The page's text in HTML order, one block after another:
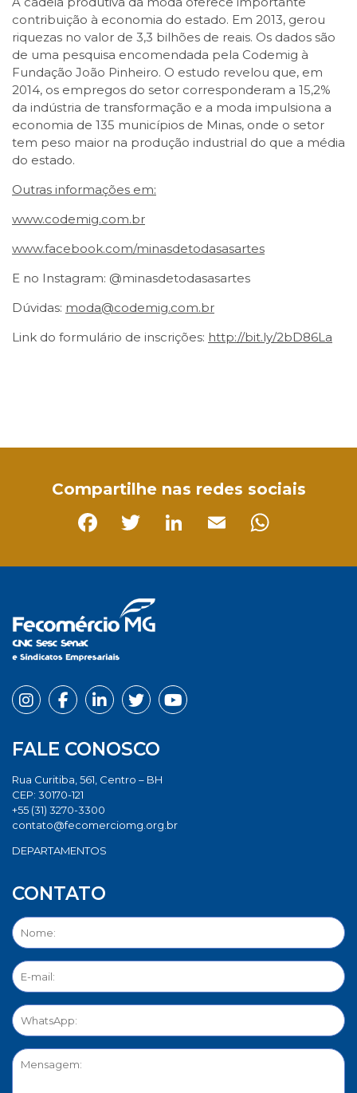
contribuição à economia do estado. Em 2013, gerou
riquezas no valor de 3,3 bilhões de reais. Os dados são
de uma pesquisa encomendada pela Codemig à
Fundação João Pinheiro. O estudo revelou que, em
2014, os empregos do setor corresponderam a 15,2%
da indústria de transformação e a moda impulsiona a
economia de 135 municípios de Minas, onde o setor
tem peso maior na produção industrial do que a média
do estado.
Outras informações em:
www.codemig.com.br
www.facebook.com/minasdetodasasartes
E no Instagram: @minasdetodasasartes
Dúvidas: moda@codemig.com.br
Link do formulário de inscrições: http://bit.ly/2bD86La
Compartilhe nas redes sociais
FALE CONOSCO
Rua Curitiba, 561, Centro – BH
CEP: 30170-121
+55 (31) 3270-3300
contato@fecomerciomg.org.br
DEPARTAMENTOS
CONTATO